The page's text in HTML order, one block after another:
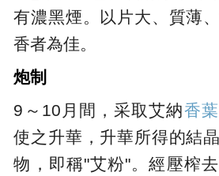
有濃黑煙。以片大、質薄
香者為佳。
炮制
9～10月間，采取艾納香葉
使之升華，升華所得的結
物，即稱"艾粉"。經壓榨